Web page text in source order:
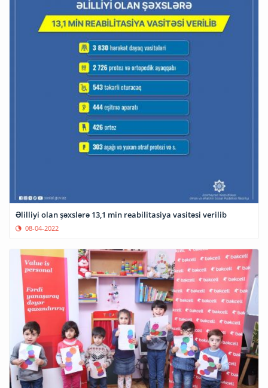
Əlilliyi olan şəxslərə 13,1 min reabilitasiya vasitəsi verilib
08-04-2022